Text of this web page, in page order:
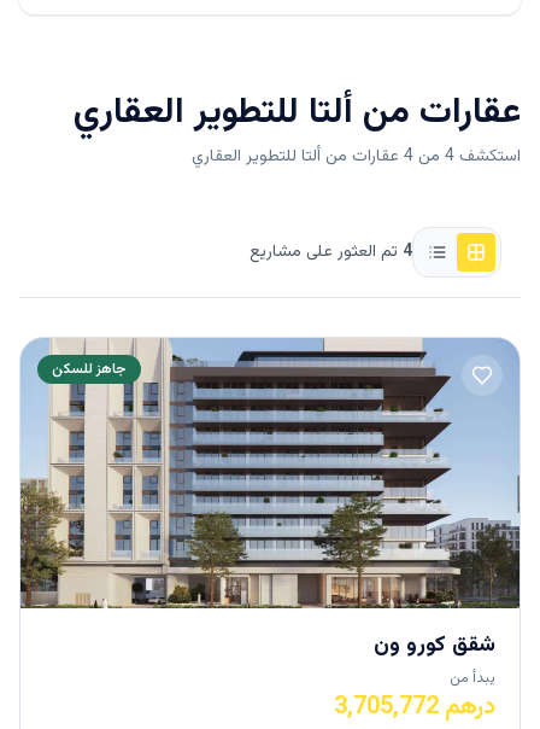
عقارات من ألتا للتطوير العقاري
استكشف 4 من 4 عقارات من ألتا للتطوير العقاري
4 تم العثور على مشاريع
جاهز للسكن
شقق كورو ون
يبدأ من
درهم 3,705,772